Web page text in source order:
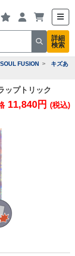
詳細
検索
SOUL FUSION
キズあ
ップトリック
11,840円 (税込)